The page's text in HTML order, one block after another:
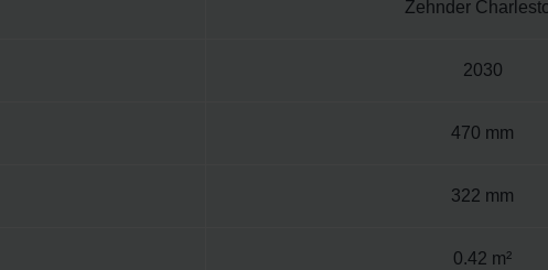
Zehnder
2030
470 mm
322 mm
0.42 m²